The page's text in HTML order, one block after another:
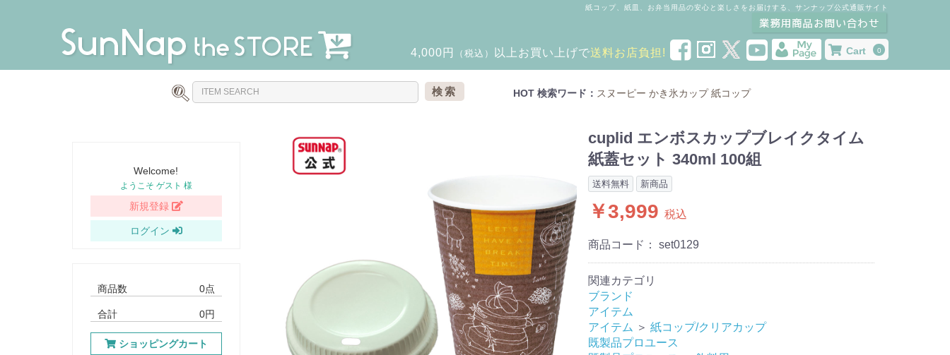
紙コップ、紙皿、お弁当用品の安心と楽しさをお届けする、サンナップ公式通販サイト
Cart 0
4,000円 （税込） 以上 お買い上げで送料お店負担!
検索 HOT 検索ワード： スヌーピー かき氷カップ 紙コップ
Welcome!
ようこそ ゲスト 様
新規登録
ログイン
商品数 0点
合計 0円
ショッピングカート
cuplid エンボスカップブレイクタイム
紙蓋セット 340ml 100組
送料無料 新商品
￥3,999 税込
商品コード： set0129
関連カテゴリ
ブランド
アイテム
アイテム ＞ 紙コップ/クリアカップ
既製品プロユース